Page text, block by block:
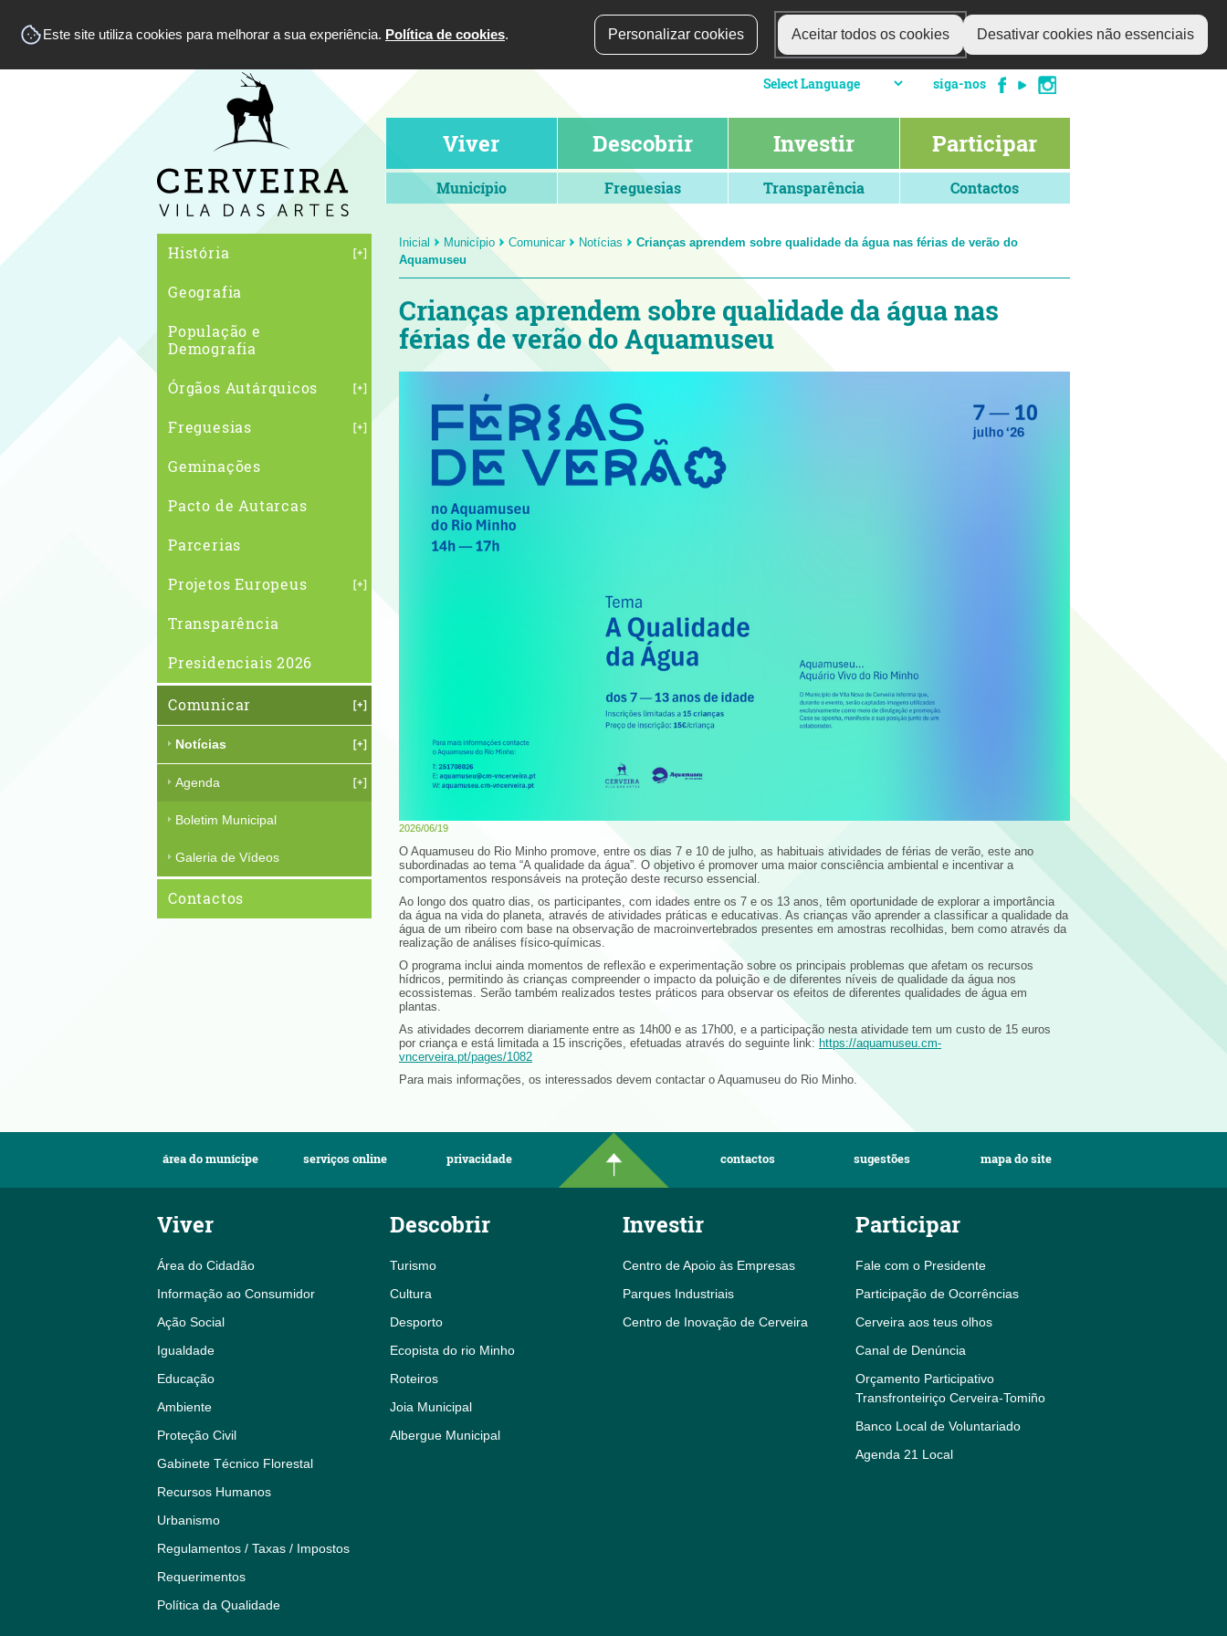
Este site utiliza cookies para melhorar a sua experiência. Política de cookies. Personalizar cookies Aceitar todos os cookies Desativar cookies não essenciais
siga-nos
Viver Descobrir Investir Participar
Município Freguesias Transparência Contactos
História
Geografia
População e
Demografia
Órgãos Autárquicos
Freguesias
Geminações
Pacto de Autarcas
Parcerias
Projetos Europeus
Transparência
Presidenciais 2026
Comunicar
Notícias
Agenda
Boletim Municipal
Galeria de Vídeos
Contactos
Inicial Município Comunicar Notícias
Crianças aprendem sobre qualidade da água nas férias de verão do
Aquamuseu
Crianças aprendem sobre qualidade da água nas
férias de verão do Aquamuseu
2026/06/19
O Aquamuseu do Rio Minho promove, entre os dias 7 e 10 de julho, as habituais atividades de férias de verão, este ano
subordinadas ao tema “A qualidade da água”. O objetivo é promover uma maior consciência ambiental e incentivar a
comportamentos responsáveis na proteção deste recurso essencial.
Ao longo dos quatro dias, os participantes, com idades entre os 7 e os 13 anos, têm oportunidade de explorar a importância
da água na vida do planeta, através de atividades práticas e educativas. As crianças vão aprender a classificar a qualidade da
água de um ribeiro com base na observação de macroinvertebrados presentes em amostras recolhidas, bem como através da
realização de análises físico-químicas.
O programa inclui ainda momentos de reflexão e experimentação sobre os principais problemas que afetam os recursos
hídricos, permitindo às crianças compreender o impacto da poluição e de diferentes níveis de qualidade da água nos
ecossistemas. Serão também realizados testes práticos para observar os efeitos de diferentes qualidades de água em
plantas.
As atividades decorrem diariamente entre as 14h00 e as 17h00, e a participação nesta atividade tem um custo de 15 euros
por criança e está limitada a 15 inscrições, efetuadas através do seguinte link: https://aquamuseu.cm-
vncerveira.pt/pages/1082
Para mais informações, os interessados devem contactar o Aquamuseu do Rio Minho.
área do munícipe serviços online privacidade contactos sugestões mapa do site
Viver
Área do Cidadão
Informação ao Consumidor
Ação Social
Igualdade
Educação
Ambiente
Proteção Civil
Gabinete Técnico Florestal
Recursos Humanos
Urbanismo
Regulamentos / Taxas / Impostos
Requerimentos
Política da Qualidade
Descobrir
Turismo
Cultura
Desporto
Ecopista do rio Minho
Roteiros
Joia Municipal
Albergue Municipal
Investir
Centro de Apoio às Empresas
Parques Industriais
Centro de Inovação de Cerveira
Participar
Fale com o Presidente
Participação de Ocorrências
Cerveira aos teus olhos
Canal de Denúncia
Orçamento Participativo
Transfronteiriço Cerveira-Tomiño
Banco Local de Voluntariado
Agenda 21 Local